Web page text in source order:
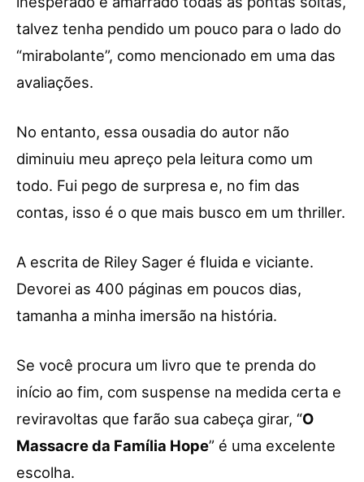
talvez tenha pendido um pouco para o lado do
“mirabolante”, como mencionado em uma das
avaliações.
No entanto, essa ousadia do autor não
diminuiu meu apreço pela leitura como um
todo. Fui pego de surpresa e, no fim das
contas, isso é o que mais busco em um thriller.
A escrita de Riley Sager é fluida e viciante.
Devorei as 400 páginas em poucos dias,
tamanha a minha imersão na história.
Se você procura um livro que te prenda do
início ao fim, com suspense na medida certa e
reviravoltas que farão sua cabeça girar, “O
Massacre da Família Hope” é uma excelente
escolha.